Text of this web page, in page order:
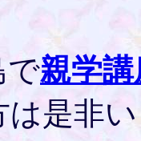
で親学講
是非